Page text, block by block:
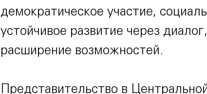
демократическое участие,
устойчивое развитие через
расширение возможностей.
Представительство в